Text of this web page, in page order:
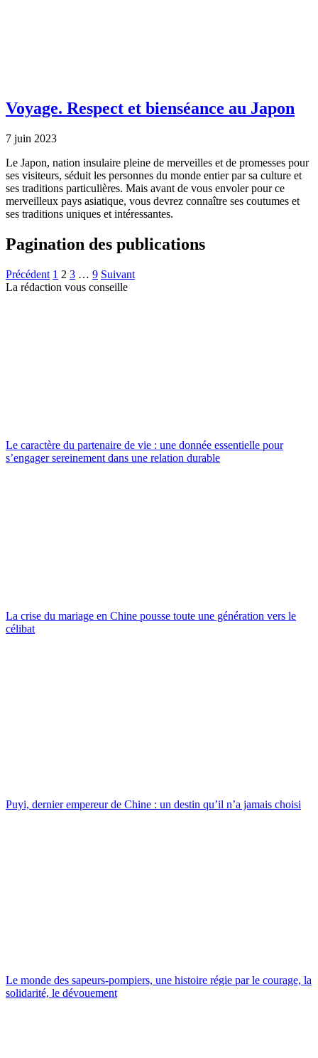
Voyage. Respect et bienséance au Japon
7 juin 2023
Le Japon, nation insulaire pleine de merveilles et de promesses pour
ses visiteurs, séduit les personnes du monde entier par sa culture et
ses traditions particulières. Mais avant de vous envoler pour ce
merveilleux pays asiatique, vous devrez connaître ses coutumes et
ses traditions uniques et intéressantes.
Pagination des publications
Précédent 1 2 3 … 9 Suivant
La rédaction vous conseille
Le caractère du partenaire de vie : une donnée essentielle pour
s’engager sereinement dans une relation durable
La crise du mariage en Chine pousse toute une génération vers le
célibat
Puyi, dernier empereur de Chine : un destin qu’il n’a jamais choisi
Le monde des sapeurs-pompiers, une histoire régie par le courage, la
solidarité, le dévouement